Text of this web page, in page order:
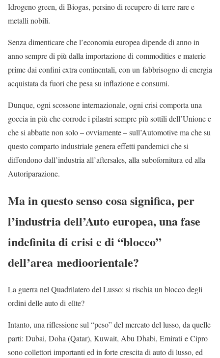
Idrogeno green, di Biogas, persino di recupero di terre rare e
metalli nobili.
Senza dimenticare che l’economia europea dipende di anno in
anno sempre di più dalla importazione di commodities e materie
prime dai confini extra continentali, con un fabbrisogno di energia
acquistata da fuori che pesa su inflazione e consumi.
Dunque, ogni scossone internazionale, ogni crisi comporta una
goccia in più che corrode i pilastri sempre più sottili dell’Unione e
che si abbatte non solo – ovviamente – sull’Automotive ma che su
questo comparto industriale genera effetti pandemici che si
diffondono dall’industria all’aftersales, alla subofornitura ed alla
Autoriparazione.
Ma in questo senso cosa significa, per
l’industria dell’Auto europea, una fase
indefinita di crisi e di “blocco”
dell’area medioorientale?
La guerra nel Quadrilatero del Lusso: si rischia un blocco degli
ordini delle auto di elìte?
Intanto, una riflessione sul “peso” del mercato del lusso, da quelle
parti: Dubai, Doha (Qatar), Kuwait, Abu Dhabi, Emirati e Cipro
sono collettori importanti ed in forte crescita di auto di lusso, ed